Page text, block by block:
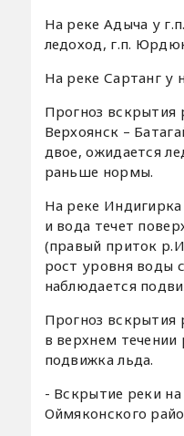
На реке Адыча у
ледоход, г.п.
На реке Сартанг у
Прогноз вскрытия
Верхоянск –
двое, ожидается
раньше нормы.
На реке
и вода течет
(правый приток
рост уровня воды
наблюдается
Прогноз вскрытия
в верхнем
подвижка льда.
- Вскрытие реки
Оймяконского